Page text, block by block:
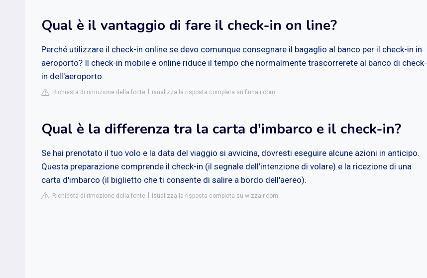
Qual è il vantaggio di fare il check-in on line?
Perché utilizzare il check-in online se devo comunque consegnare il bagaglio al banco per il check-in in
aeroporto? Il check-in mobile e online riduce il tempo che normalmente trascorrerete al banco di check-
in dell'aeroporto.
Richiesta di rimozione della fonte isualizza la risposta completa su finnair.com
Qual è la differenza tra la carta d'imbarco e il check-in?
Se hai prenotato il tuo volo e la data del viaggio si avvicina, dovresti eseguire alcune azioni in anticipo.
Questa preparazione comprende il check-in (il segnale dell'intenzione di volare) e la ricezione di una
carta d'imbarco (il biglietto che ti consente di salire a bordo dell'aereo).
Richiesta di rimozione della fonte isualizza la risposta completa su wizzair.com